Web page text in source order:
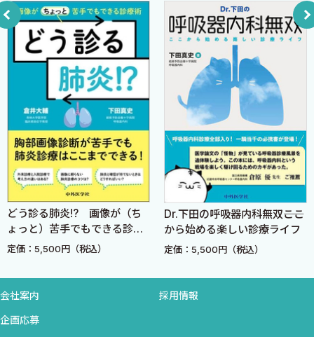
7．肺炎
1）市中肺炎（CAP） 〈蛸井浩行，藤田和恵〉
2）院内肺炎 〈蛸井浩行，藤田和恵〉
3）医療・介護スタッフが肺炎や呼吸器感染症にかかったら？
〈藤田和恵，蛸井浩行〉
4）誤嚥性肺炎の鑑別 ─ 本当に誤嚥性肺炎か？ 〈谷口泰之〉
5）誤嚥性肺炎への対応 〈谷口泰之〉
6）風邪症状 ─ 初診，再診 〈森本耕三〉
II．注意すべき疾患
1．救急病態
1）慢性呼吸器疾患患者のSpO2が低下してきた時 〈林 宏紀〉
3）大量喀血 〈矢嶋知佳，阿部信二〉
5）気道熱傷 〈五十嵐豊，横田裕行〉
診る肺炎!? 画像が（ち
と）苦手でもできる診療
5,500円（税込）
Dr.下田の呼吸器内科無双――ここ
から始める楽しい診療ライフ
定価：5,500円（税込）
呼
定
会社案内 採用情報
企画応募